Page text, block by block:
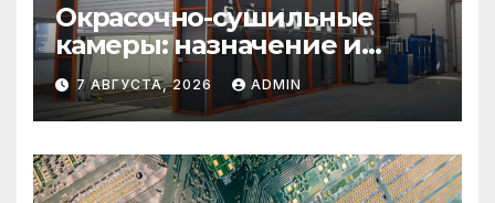
Окрасочно-сушильные
камеры: назначение и
области применения
7 АВГУСТА, 2026 ADMIN